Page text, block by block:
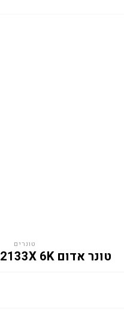
טונרים
טונר אדום HP 213X W2133X 6K